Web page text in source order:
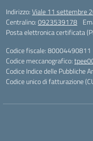
Indirizzo:Viale 11 settembre
Centralino:0923539178
Posta elettronica certificata
Codice fiscale: 80004490811
Codice meccanografico:
Codice Indice delle
Codice unico di fatturazione